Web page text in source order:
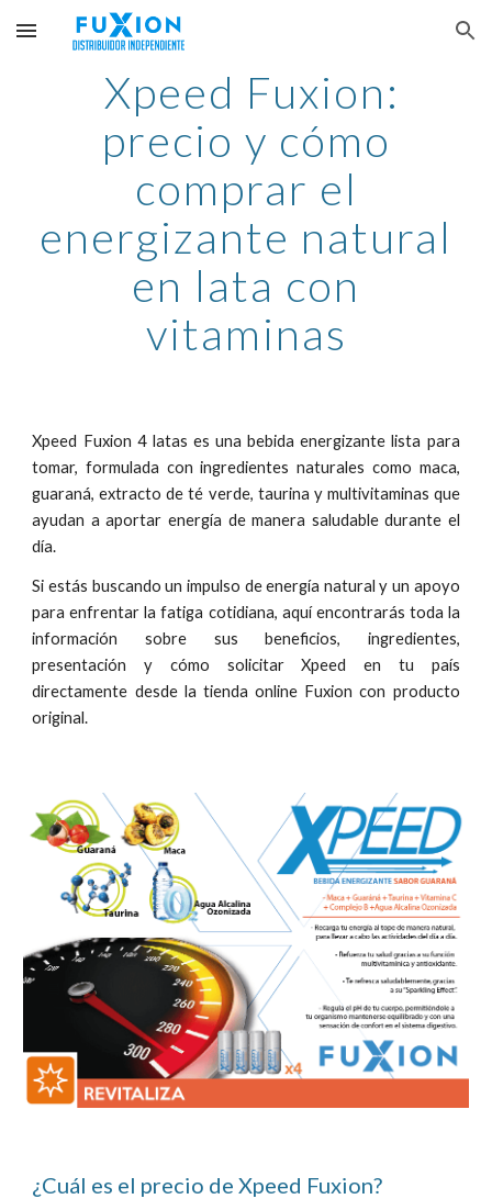
Skip to main content Skip to navigation
Xpeed Fuxion:
precio y cómo
comprar el
energizante natural
en lata con
vitaminas
Xpeed Fuxion 4 latas es una bebida energizante lista para
tomar, formulada con ingredientes naturales como maca,
guaraná, extracto de té verde, taurina y multivitaminas que
ayudan a aportar energía de manera saludable durante el
día.
Si estás buscando un impulso de energía natural y un apoyo
para enfrentar la fatiga cotidiana, aquí encontrarás toda la
información sobre sus beneficios, ingredientes,
presentación y cómo solicitar Xpeed en tu país
directamente desde la tienda online Fuxion con producto
original.
¿Cuál es el precio de Xpeed Fuxion?